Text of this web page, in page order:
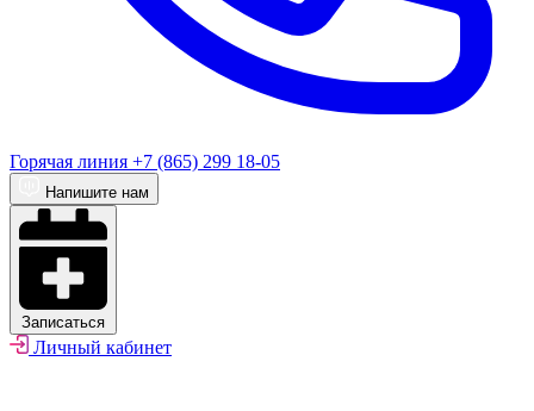
Горячая линия +7 (865) 299 18-05
Напишите нам
Записаться
Личный кабинет